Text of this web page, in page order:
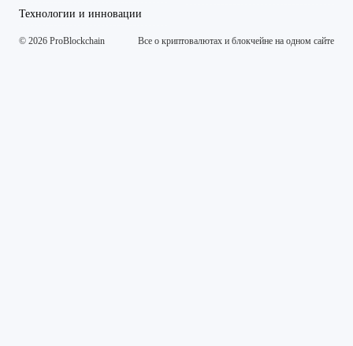
Технологии и инновации
© 2026 ProBlockchain Все о криптовалютах и блокчейне на одном сайте